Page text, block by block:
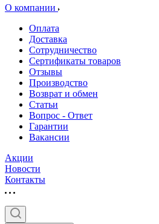
О компании
Оплата
Доставка
Сотрудничество
Сертификаты товаров
Отзывы
Производство
Возврат и обмен
Статьи
Вопрос - Ответ
Гарантии
Вакансии
Акции
Новости
Контакты